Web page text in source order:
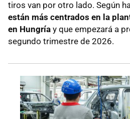
tiros van por otro lado. Según
están más centrados en la
en Hungría y que empezará a
segundo trimestre de 2026.